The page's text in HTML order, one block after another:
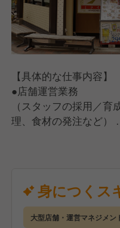
【具体的な仕事内容】
●店舗運営業務
（スタッフの採用／
理、食材の発注など）
（お客さま対応、ご
【入社後の流れ】
手厚い研修とサポート
運営の経験がない方で
●座学研修（2日間）
身につくス
大型店舗・運営マネジメン